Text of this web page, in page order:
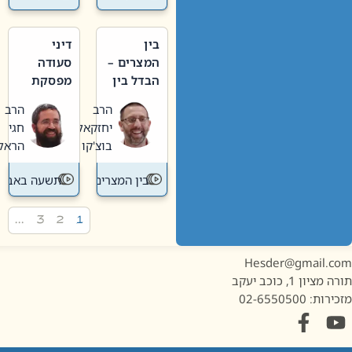
בין
המצרים –
הבדל בין
חדשה
לישנה
הרב
יחזקאל
בוצ'קו
בין המצרים
דיני
סעודה
מפסקת
תשעה
באב
הרב
חגי
הראל
תשעה באב
1, כוכב יעקב
02-6550500